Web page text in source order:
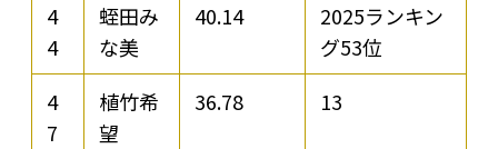
4
4
蛭田み
な美
40.14
2025ランキン
グ53位
4
7
植竹希
望
36.78 13